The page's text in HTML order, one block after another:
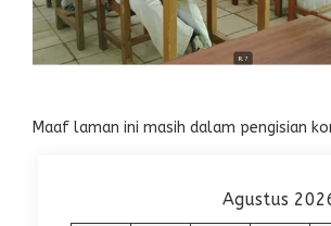
Maaf laman ini masih dalam pengisian
Agustus